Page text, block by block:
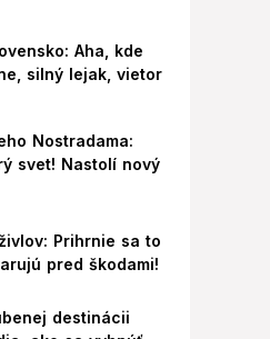
Aha, kde
silný lejak, vietor
Nostradama:
svet! Nastolí nový
Prihrnie sa to
pred škodami!
destinácii